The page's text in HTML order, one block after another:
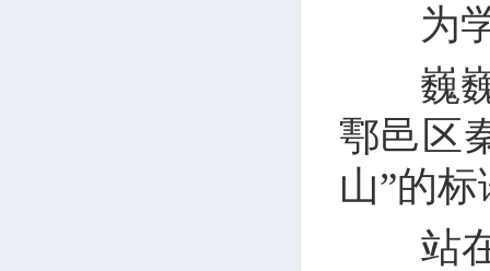
为学
巍巍
鄠邑区
山”的
站在“